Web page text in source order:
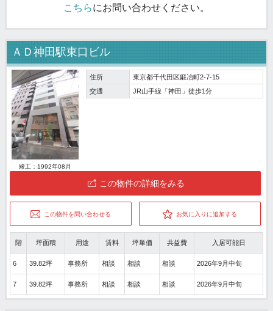
こちらにお問い合わせください。
ＡＤ神田駅東口ビル
竣工：1992年08月
住所
東京都千代田区鍛冶町2-7-15
交通
JR山手線「神田」徒歩1分
この物件の詳細をみる
この物件を問い合わせる お気に入りに追加する
階 坪面積 用途 賃料 坪単価 共益費 入居可能日
6 39.82坪 事務所 相談 相談 相談 2026年9月中旬
7 39.82坪 事務所 相談 相談 相談 2026年9月中旬